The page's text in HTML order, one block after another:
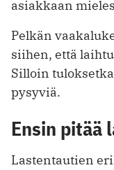
asiakkaan
Pelkän
siihen, että
Silloin
Ensin pitää
Lastentautien